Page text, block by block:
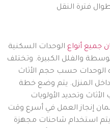
جميع أنواع الوحدات السكنية
والفلل الكبيرة. وتختلف
الوحدات حسب حجم الأثاث
داخل المنزل. يتم وضع خطة
وتحديد الأولويات
إنجاز العمل في أسرع وقت
استخدام شاحنات مجهزة